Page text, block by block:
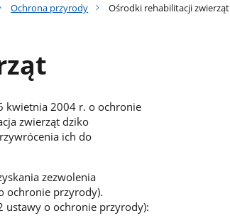
Ochrona przyrody Ośrodki rehabilitacji zwierząt
kwietnia 2004 r. o ochronie
zwierząt dziko
ich do
zezwolenia
ochronie przyrody).
ustawy o ochronie przyrody):